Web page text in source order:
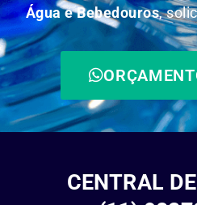
Água e Bebedouros,
CENTRAL